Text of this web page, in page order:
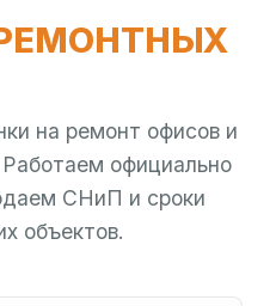
на ремонт офисов и
официально
СНиП и сроки
объектов.